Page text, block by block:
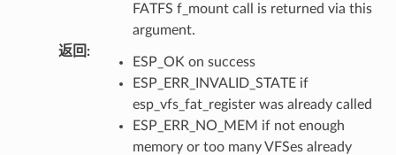
FATFS f_mount call is returned via this
argument.
返回 :
ESP_OK on success
ESP_ERR_INVALID_STATE if
esp_vfs_fat_register was already called
ESP_ERR_NO_MEM if not enough
memory or too many VFSes already